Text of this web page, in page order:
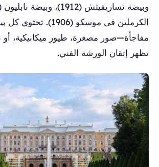
الكرملين في موسكو
مفاجأة—صور مصغرة، طيور ميكانيكية،
تظهر إتقان الورشة الفني.